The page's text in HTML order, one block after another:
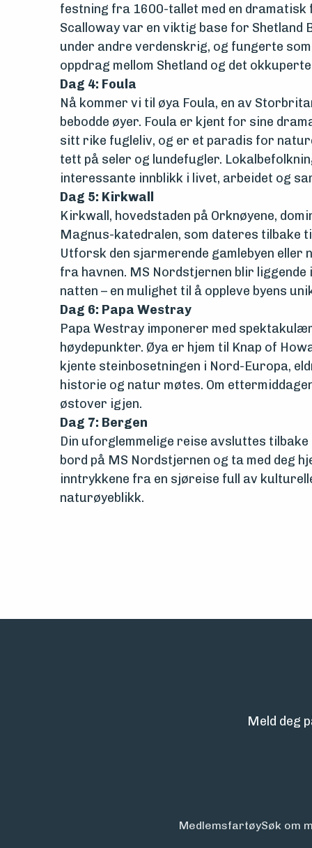
festning fra 1600-tallet med en
Scalloway var en viktig base for Shetland
under andre verdenskrig, og fungerte
oppdrag mellom Shetland og det
Dag 4: Foula
Nå kommer vi til øya Foula, en av
bebodde øyer. Foula er kjent for sine
sitt rike fugleliv, og er et paradis for
tett på seler og lundefugler.
interessante innblikk i livet, arbeidet og
Dag 5: Kirkwall
Kirkwall, hovedstaden på Orknøyene,
Magnus-katedralen, som dateres tilbake
Utforsk den sjarmerende gamlebyen eller
fra havnen. MS Nordstjernen blir liggende
natten – en mulighet til å oppleve byens
Dag 6: Papa Westray
Papa Westray imponerer med
høydepunkter. Øya er hjem til Knap of
kjente steinbosetningen i Nord-Europa,
historie og natur møtes. Om
østover igjen.
Dag 7: Bergen
Din uforglemmelige reise avsluttes tilbake
bord på MS Nordstjernen og ta med deg
inntrykkene fra en sjøreise full av
naturøyeblikk.
Meld deg
MedlemsfartøySøk om